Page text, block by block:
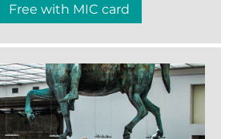
Free with MIC card